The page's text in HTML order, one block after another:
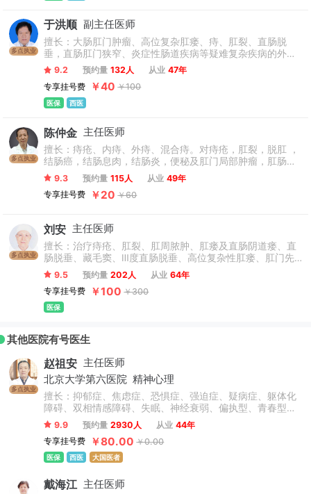
多点执业
于洪顺 副主任医师
擅长：大肠肛门肿瘤、高位复杂肛瘘、痔、肛裂、直肠脱
垂，直肠肛门狭窄、炎症性肠道疾病等疑难复杂疾病的外科
治疗，婴幼儿肛门疾病的诊断及治疗，高位复杂肛瘘减低术
后复发率及肛门功能损伤等。
9.2 预约量 132人 从业 47年
专享挂号费
￥40 ￥100
医保 西医
多点执业
陈仲金 主任医师
擅长：痔疮、内痔、外痔、混合痔。对痔疮，肛裂，脱肛 ，
结肠癌，结肠息肉，结肠炎，便秘及肛门局部肿瘤，肛肠外
科的疑难杂症 ，在直肠类癌的诊断治疗有独特的见解和治
疗。
9.3 预约量 115人 从业 49年
专享挂号费
￥20 ￥60
多点执业
刘安 主任医师
擅长：治疗痔疮、肛裂、肛周脓肿、肛瘘及直肠阴道瘘、直
肠脱垂、藏毛窦、Ⅲ度直肠脱垂、高位复杂性肛瘘、肛门先
天畸形、肛门膜状闭锁、肛管狭窄、肛门失禁、会阴Ⅲ度
裂、各类肛门修复等复杂性肛肠疾病。尤其擅长治疗小儿痔
疮、肛瘘等小儿肛肠疑难杂症。（只接诊15-74周岁患者，孕
妇、产妇不接诊）
9.5 预约量 202人 从业 64年
专享挂号费
￥100 ￥300
医保
其他医院有号医生
多点执业
赵祖安 主任医师
北京大学第六医院 精神心理
擅长：抑郁症、焦虑症、恐惧症、强迫症、疑病症、躯体化
障碍、双相情感障碍、失眠、神经衰弱、偏执型、青春型、
紧张型、单纯型、未定型及其他型或待分类的精神障碍等精
神疾病。躁狂症、双相情感障碍、精神康复、精神障碍、精
神心理、睡眠障碍科、躁狂症、恐惧症、神经官能症、植物
神经紊乱、头痛头晕、更年期综合征、心理咨询、注意力不
9.9 预约量 2930人 从业 44年
专享挂号费
￥80.00 ￥0.00
医保 西医 大国医者
戴海江 主任医师